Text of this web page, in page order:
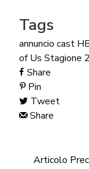
Tags
annuncio cast
of Us Stagione 2
Share
Pin
Tweet
Share
Articolo